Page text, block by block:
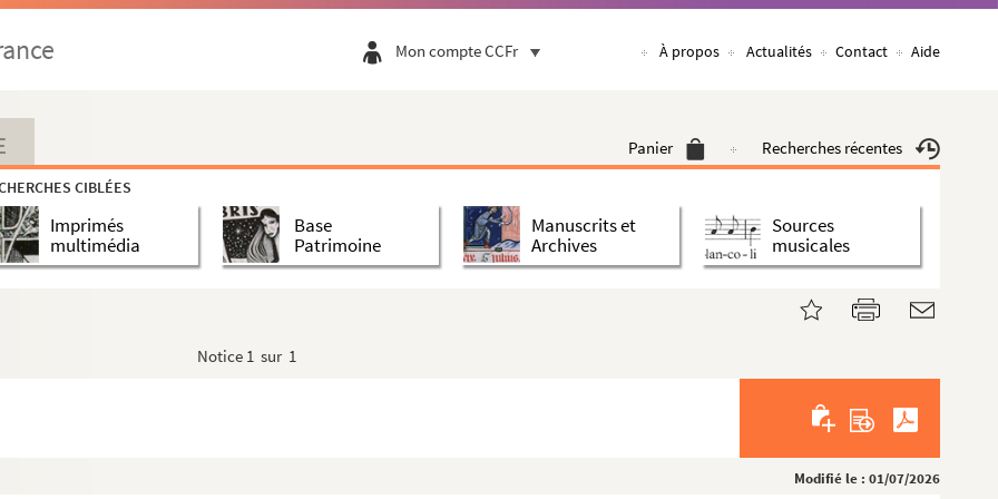
Mon compte CCFr À propos Actualités Contact Aide
Panier Recherches récentes
CIBLÉES
Imprimés
multimédia
Base
Patrimoine
Manuscrits et
Archives
Sources
musicales
Notice 1 sur 1
Modifié le : 01/07/2026
de l’évêché d’Arisitum du VIe au VIIIe siècle